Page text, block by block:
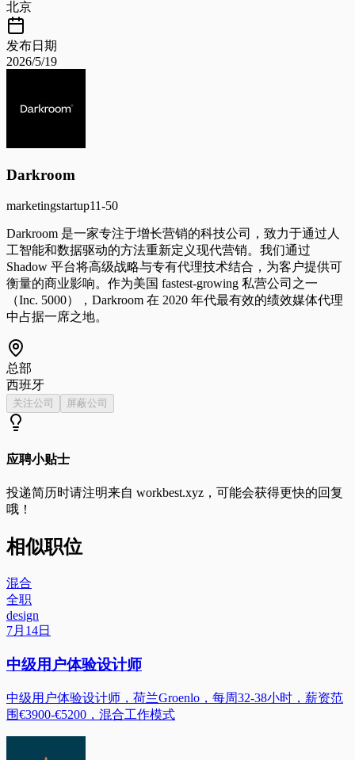
北京
发布日期
2026/5/19
Darkroom
marketingstartup11-50
Darkroom 是一家专注于增长营销的科技公司，致力于通过人
工智能和数据驱动的方法重新定义现代营销。我们通过
Shadow 平台将高级战略与专有代理技术结合，为客户提供可
衡量的商业影响。作为美国 fastest-growing 私营公司之一
（Inc. 5000），Darkroom 在 2020 年代最有效的绩效媒体代理
中占据一席之地。
总部
西班牙
关注公司 屏蔽公司
应聘小贴士
投递简历时请注明来自 workbest.xyz ，可能会获得更快的回复
哦！
相似职位
混合
全职
design
7月14日
中级用户体验设计师
中级用户体验设计师，荷兰Groenlo，每周32-38小时，薪资范
围€3900-€5200，混合工作模式